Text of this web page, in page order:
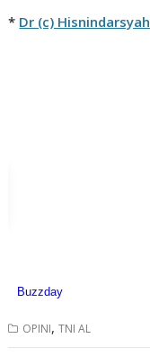
* Dr (c) Hisnindarsyah
OPINI,TNI AL